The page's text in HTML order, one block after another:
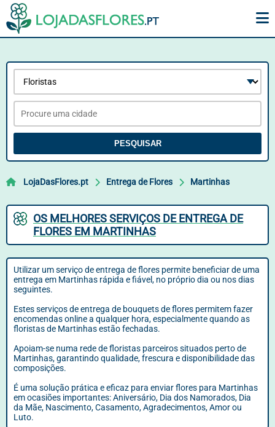
PESQUISAR
LojaDasFlores.pt Entrega de Flores Martinhas
OS MELHORES SERVIÇOS DE ENTREGA DE
FLORES EM MARTINHAS
Utilizar um serviço de entrega de flores permite beneficiar de uma
entrega em Martinhas rápida e fiável, no próprio dia ou nos dias
seguintes.
Estes serviços de entrega de bouquets de flores permitem fazer
encomendas online a qualquer hora, especialmente quando as
floristas de Martinhas estão fechadas.
Apoiam-se numa rede de floristas parceiros situados perto de
Martinhas, garantindo qualidade, frescura e disponibilidade das
composições.
É uma solução prática e eficaz para enviar flores para Martinhas
em ocasiões importantes: Aniversário, Dia dos Namorados, Dia
da Mãe, Nascimento, Casamento, Agradecimentos, Amor ou
Luto.